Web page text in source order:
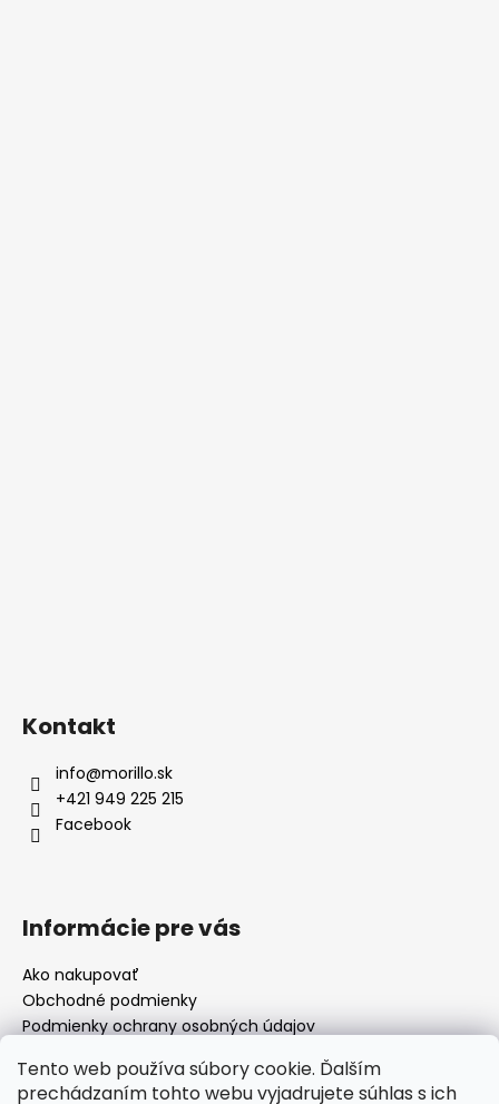
Tento web používa súbory cookie. Ďalším
prechádzaním tohto webu vyjadrujete súhlas s ich
Kontakt
info@morillo.sk
+421 949 225 215
Facebook
Informácie pre vás
Ako nakupovať
Obchodné podmienky
Podmienky ochrany osobných údajov